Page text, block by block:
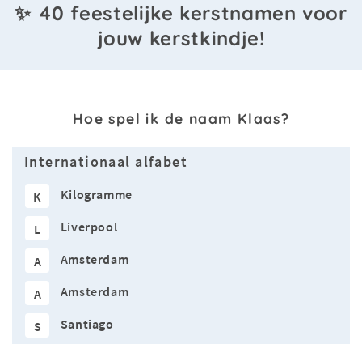
✨ 40 feestelijke kerstnamen voor
jouw kerstkindje!
Hoe spel ik de naam Klaas?
Internationaal alfabet
K Kilogramme
L Liverpool
A Amsterdam
A Amsterdam
S Santiago